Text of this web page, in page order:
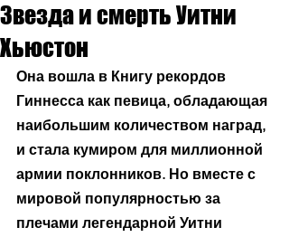
Звезда и смерть Уитни
Хьюстон
Она вошла в Книгу рекордов
Гиннесса как певица, обладающая
наибольшим количеством наград,
и стала кумиром для миллионной
армии поклонников. Но вместе с
мировой популярностью за
плечами легендарной Уитни